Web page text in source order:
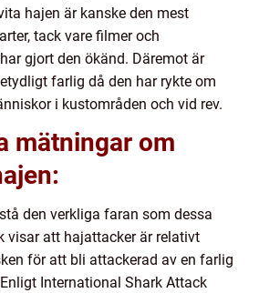
hajen är kanske den mest
tack vare filmer och
gjort den ökänd. Däremot är
farlig då den har rykte om
i kustområden och vid rev.
mätningar om
den verkliga faran som dessa
visar att hajattacker är relativt
för att bli attackerad av en farlig
International Shark Attack